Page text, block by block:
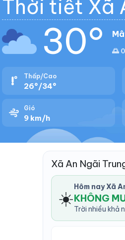
Thời tiết Xã
30° 🌅
Thấp/Cao
26°/34°
Gió
9 km/h
Xã An Ngãi
☀️
Hôm nay Xã
KHÔNG
Trời nhiều khả